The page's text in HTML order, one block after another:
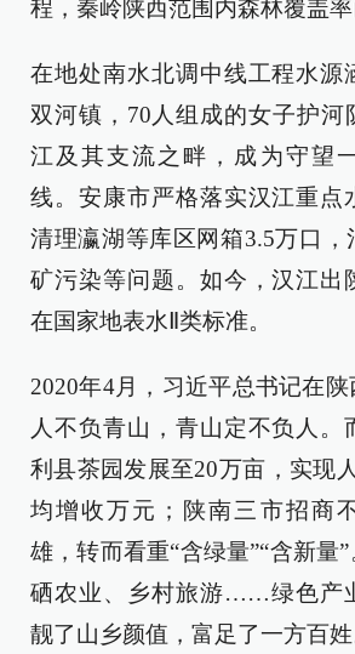
程，秦岭陕西范围内森林覆盖率
在地处南水北调中线工程水源
双河镇，70人组成的女子护河
江及其支流之畔，成为守望
线。安康市严格落实汉江重点
清理瀛湖等库区网箱3.5万口，
矿污染等问题。如今，汉江出
在国家地表水Ⅱ类标准。
2020年4月，习近平总书记在陕
人不负青山，青山定不负人。
利县茶园发展至20万亩，实现
均增收万元；陕南三市招商
雄，转而看重“含绿量”“含新量
硒农业、乡村旅游……绿色产
靓了山乡颜值，富足了一方百姓